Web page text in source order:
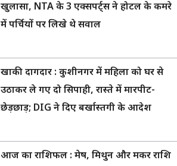
खुलासा, NTA के 3 एक्सपर्ट्स ने होटल के कमरे
में पर्चियों पर लिखे थे सवाल
खाकी दागदार : कुशीनगर में महिला को घर से
उठाकर ले गए दो सिपाही, रास्ते में मारपीट-
छेड़छाड़; DIG ने दिए बर्खास्तगी के आदेश
आज का राशिफल : मेष, मिथुन और मकर राशि